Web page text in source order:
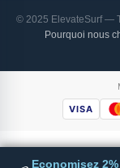
© 2025 ElevateSurf —
Pourquoi nous
VISA
Economisez 2%